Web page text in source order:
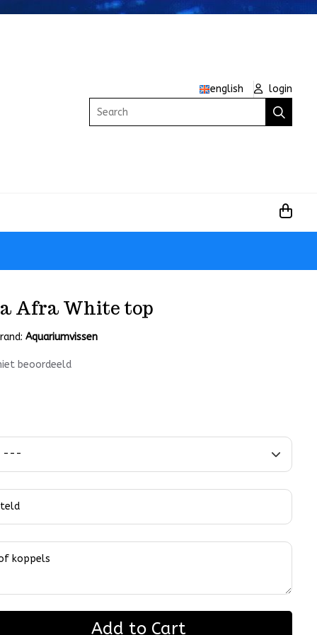
english
login
Search
Afra White top
Aquariumvissen
beoordeeld
Add to Cart